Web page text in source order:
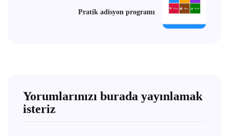
Pratik adisyon programı
Yorumlarınızı burada yayınlamak
isteriz